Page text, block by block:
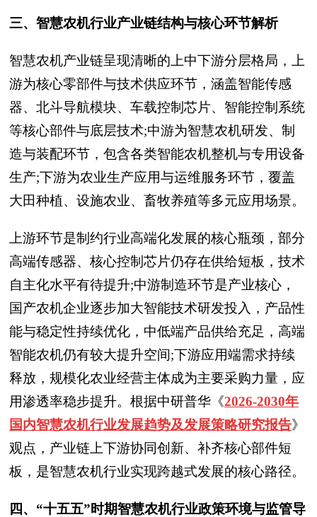
三、智慧农机行业产业链结构与核心环节解析
智慧农机产业链呈现清晰的上中下游分层格局，上
游为核心零部件与技术供应环节，涵盖智能传感
器、北斗导航模块、车载控制芯片、智能控制系统
等核心部件与底层技术;中游为智慧农机研发、制
造与装配环节，包含各类智能农机整机与专用设备
生产;下游为农业生产应用与运维服务环节，覆盖
大田种植、设施农业、畜牧养殖等多元应用场景。
上游环节是制约行业高端化发展的核心瓶颈，部分
高端传感器、核心控制芯片仍存在供给短板，技术
自主化水平有待提升;中游制造环节是产业核心，
国产农机企业逐步加大智能技术研发投入，产品性
能与稳定性持续优化，中低端产品供给充足，高端
智能农机仍有较大提升空间;下游应用端需求持续
释放，规模化农业经营主体成为主要采购力量，应
用渗透率稳步提升。根据中研普华 《2026-2030年
国内智慧农机行业发展趋势及发展策略研究报告》
观点，产业链上下游协同创新、补齐核心部件短
板，是智慧农机行业实现跨越式发展的核心路径。
四、“十五五”时期智慧农机行业政策环境与监管导